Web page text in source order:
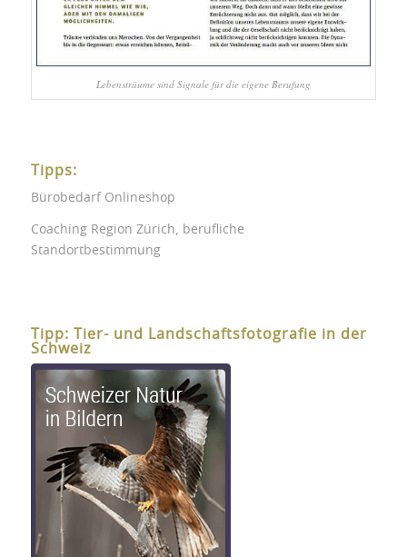
Lebensträume sind Signale für die eigene Berufung
Tipps:
Bürobedarf Onlineshop
Coaching Region Zürich, berufliche
Standortbestimmung
Tipp: Tier- und Landschaftsfotografie in der
Schweiz